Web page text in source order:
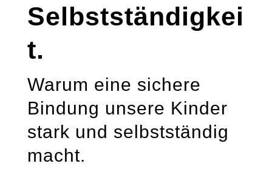
Selbstständigkei
t.
Warum eine sichere
Bindung unsere Kinder
stark und selbstständig
macht.